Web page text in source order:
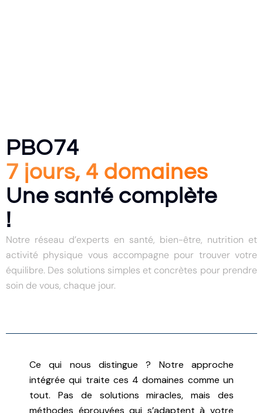
PBO74
7 jours, 4 domaines
Une santé complète
!
Notre réseau d’experts en santé, bien-être, nutrition et
activité physique vous accompagne pour trouver votre
équilibre. Des solutions simples et concrètes pour prendre
soin de vous, chaque jour.
Ce qui nous distingue ? Notre approche
intégrée qui traite ces 4 domaines comme un
tout. Pas de solutions miracles, mais des